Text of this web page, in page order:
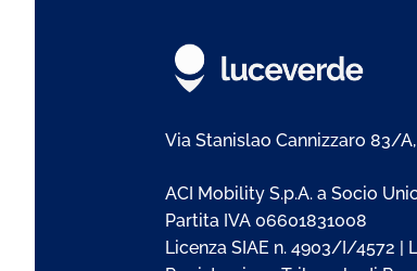
Via Stanislao Cannizzaro 83/
ACI Mobility S.p.A. a Socio
Partita IVA 06601831008
Licenza SIAE n. 4903/I/4572 |